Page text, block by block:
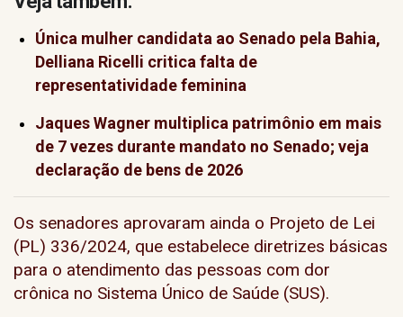
Única mulher candidata ao Senado pela Bahia,
Delliana Ricelli critica falta de
representatividade feminina
Jaques Wagner multiplica patrimônio em mais
de 7 vezes durante mandato no Senado; veja
declaração de bens de 2026
Os senadores aprovaram ainda o Projeto de Lei
(PL) 336/2024, que estabelece diretrizes básicas
para o atendimento das pessoas com dor
crônica no Sistema Único de Saúde (SUS).